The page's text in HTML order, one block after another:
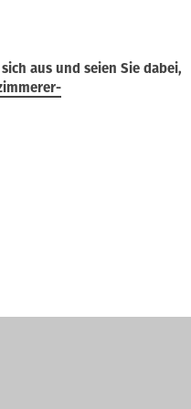
aus und seien Sie dabei,